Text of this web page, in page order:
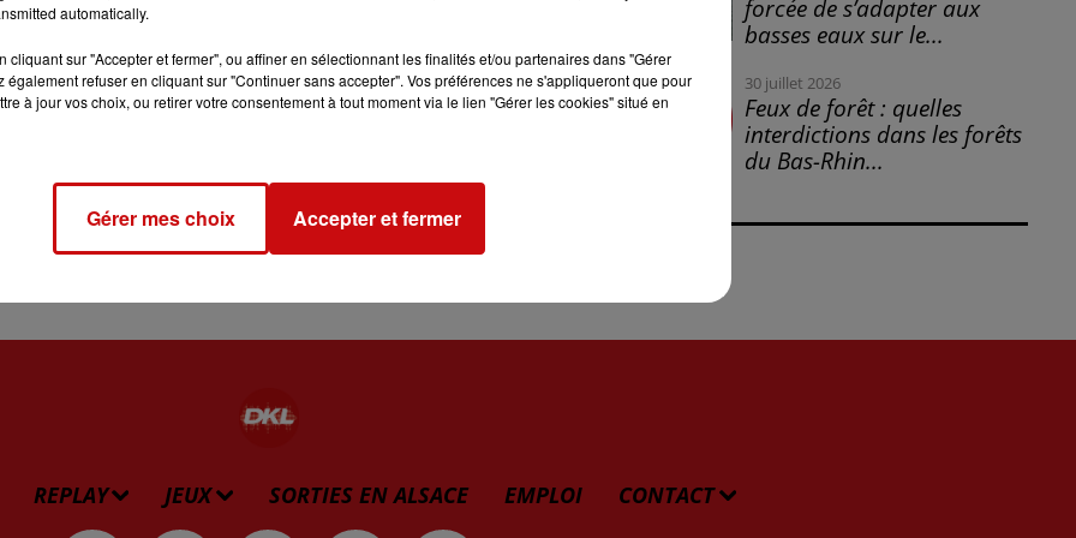
mijoter à feu doux.
rouges, les ajouter à la viande hachée. Bien mélanger, puis
régulièrement.
avec du sel et du poivre.
et répartir l’excédent de farce au fond de celui-ci.
l’enfourner dans un four préchauffé à 220°C pendant
à mi-cuisson.
forcée de s’adapter aux
basses eaux sur le...
30 juillet 2026
Feux de forêt : quelles
interdictions dans les forêts
du Bas-Rhin...
REPLAY JEUX SORTIES EN ALSACE EMPLOI CONTACT
automatically.
cliquant sur "Accepter et fermer", ou affiner en sélectionnant les finalités et/ou partenaires dans "Gérer
également refuser en cliquant sur "Continuer sans accepter". Vos préférences ne s'appliqueront que pour
à jour vos choix, ou retirer votre consentement à tout moment via le lien "Gérer les cookies" situé en
Gérer mes choix Accepter et fermer